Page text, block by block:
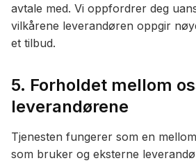
avtale med. Vi oppfordrer deg
vilkårene leverandøren oppgir
et tilbud.
5. Forholdet mellom
leverandørene
Tjenesten fungerer som en
som bruker og eksterne